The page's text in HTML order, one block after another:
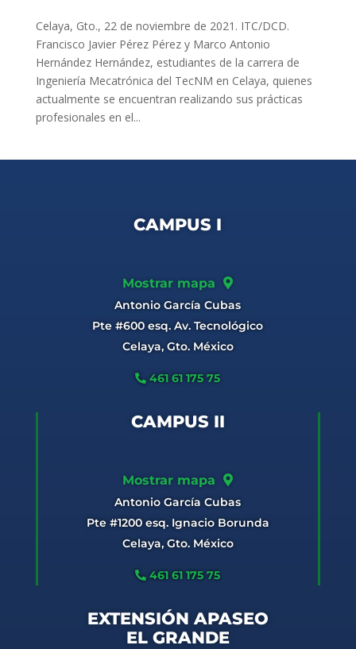
Celaya, Gto., 22 de noviembre de 2021. ITC/DCD.
Francisco Javier Pérez Pérez y Marco Antonio
Hernández Hernández, estudiantes de la carrera de
Ingeniería Mecatrónica del TecNM en Celaya, quienes
actualmente se encuentran realizando sus prácticas
profesionales en el...
CAMPUS I
Mostrar mapa
Antonio García Cubas
Pte #600 esq. Av. Tecnológico
Celaya, Gto. México
461 61 175 75
CAMPUS II
Mostrar mapa
Antonio García Cubas
Pte #1200 esq. Ignacio Borunda
Celaya, Gto. México
461 61 175 75
EXTENSIÓN APASEO
EL GRANDE